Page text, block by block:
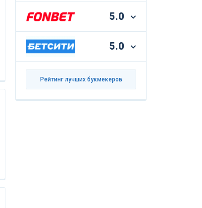
5.0
5.0
Рейтинг лучших букмекеров